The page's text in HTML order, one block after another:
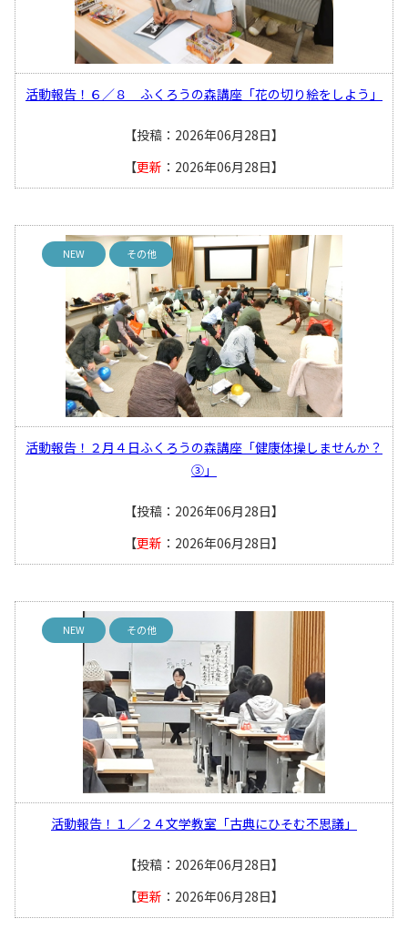
活動報告！６／８ ふくろうの森講座「花の切り絵をしよう」
【投稿：2026年06月28日】
【更新 ：2026年06月28日】
NEW その他
活動報告！２月４日ふくろうの森講座「健康体操しませんか？
③」
【投稿：2026年06月28日】
【更新 ：2026年06月28日】
NEW その他
活動報告！１／２４文学教室「古典にひそむ不思議」
【投稿：2026年06月28日】
【更新 ：2026年06月28日】